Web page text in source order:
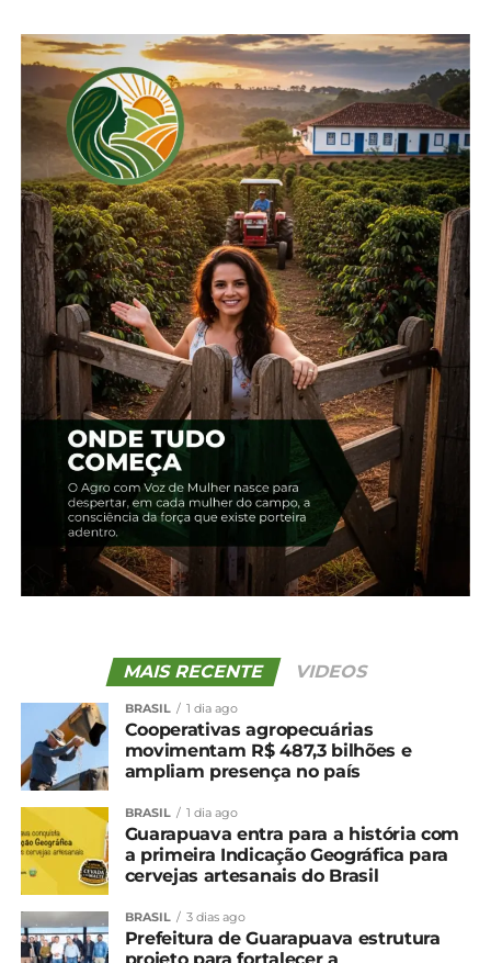
Neste contexto, o ritmo de negócios está lento no
mercado interno. Em abril, o Indicador
ESALQ/BM&FBovespa (região de Campinas – SP)
acumulou baixa de 8,6%.
*Cepea
Compartilhe isso:
Facebook 18+
Relacionado
Milho: Cotações
domésticas seguem
enfraquecidas
2 de dezembro, 2024
Em "Brasil"
Preços da soja registram
novas altas, indica Cepea
18 de março, 2024
Em "Brasil"
Milho: Com maior oferta e
menor demanda, preços
têm novas quedas
UP NEXT
Feijão: Movimento de queda é interrompido
no encerramento de abril
NÃO PERCA
Agro catarinense fecha 2024 com R$ 63,7
bilhões e exportações recordes
MAIS RECENTE VIDEOS
BRASIL 1 dia ago
Cooperativas agropecuárias
movimentam R$ 487,3 bilhões e
ampliam presença no país
BRASIL 1 dia ago
Guarapuava entra para a história com
a primeira Indicação Geográfica para
cervejas artesanais do Brasil
BRASIL 3 dias ago
Prefeitura de Guarapuava estrutura